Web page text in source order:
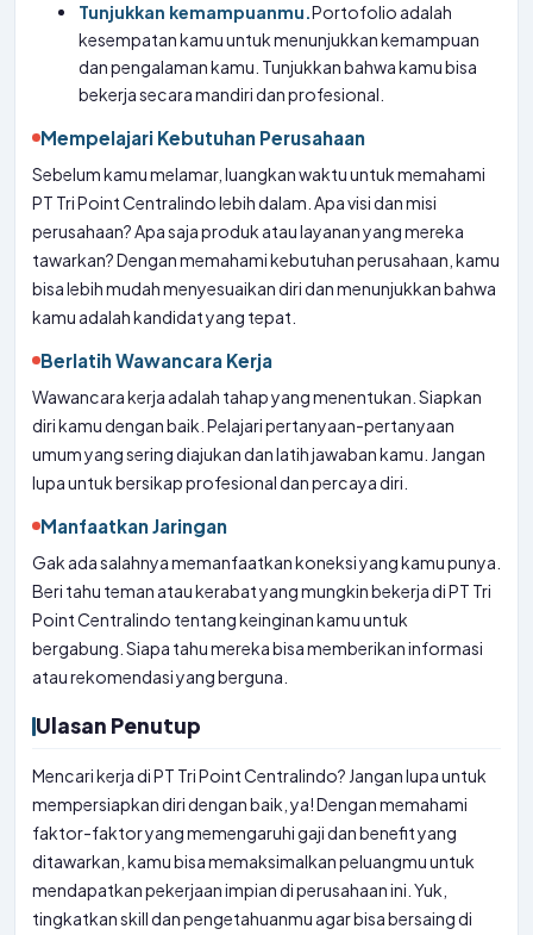
Tunjukkan kemampuanmu.Portofolio adalah
kesempatan kamu untuk menunjukkan kemampuan
dan pengalaman kamu. Tunjukkan bahwa kamu bisa
bekerja secara mandiri dan profesional.
Mempelajari Kebutuhan Perusahaan
Sebelum kamu melamar, luangkan waktu untuk memahami
PT Tri Point Centralindo lebih dalam. Apa visi dan misi
perusahaan? Apa saja produk atau layanan yang mereka
tawarkan? Dengan memahami kebutuhan perusahaan, kamu
bisa lebih mudah menyesuaikan diri dan menunjukkan bahwa
kamu adalah kandidat yang tepat.
Berlatih Wawancara Kerja
Wawancara kerja adalah tahap yang menentukan. Siapkan
diri kamu dengan baik. Pelajari pertanyaan-pertanyaan
umum yang sering diajukan dan latih jawaban kamu. Jangan
lupa untuk bersikap profesional dan percaya diri.
Manfaatkan Jaringan
Gak ada salahnya memanfaatkan koneksi yang kamu punya.
Beri tahu teman atau kerabat yang mungkin bekerja di PT Tri
Point Centralindo tentang keinginan kamu untuk
bergabung. Siapa tahu mereka bisa memberikan informasi
atau rekomendasi yang berguna.
Ulasan Penutup
Mencari kerja di PT Tri Point Centralindo? Jangan lupa untuk
mempersiapkan diri dengan baik, ya! Dengan memahami
faktor-faktor yang memengaruhi gaji dan benefit yang
ditawarkan, kamu bisa memaksimalkan peluangmu untuk
mendapatkan pekerjaan impian di perusahaan ini. Yuk,
tingkatkan skill dan pengetahuanmu agar bisa bersaing di